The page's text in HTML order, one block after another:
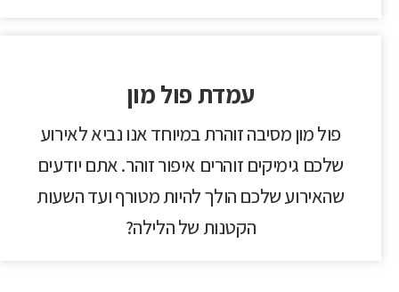
עמדת פול מון
פול מון מסיבה זוהרת במיוחד אנו נביא לאירוע
שלכם גימיקים זוהרים איפור זוהר. אתם יודעים
שהאירוע שלכם הולך להיות מטורף ועד השעות
הקטנות של הלילה?